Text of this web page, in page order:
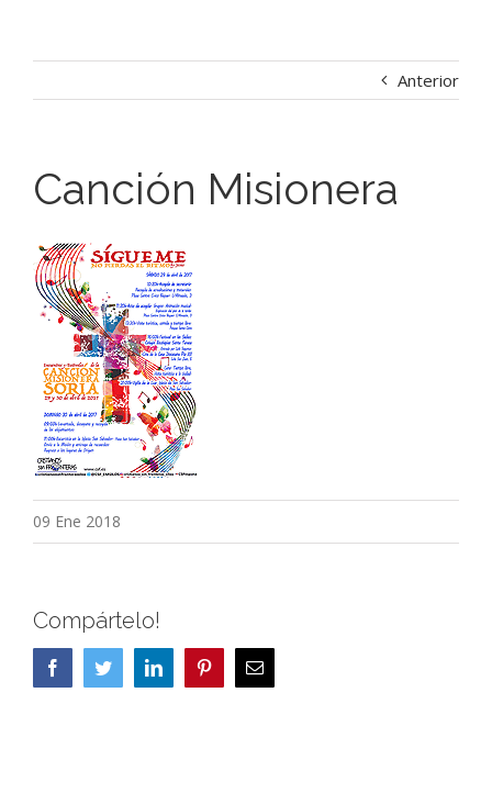
Anterior
Canción Misionera
09 Ene 2018
Compártelo!
FacebookTwitterLinkedIn PinterestCorreo
electrónico